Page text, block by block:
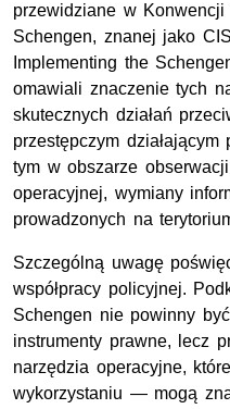
przewidziane w
Schengen, znanej jako
Implementing the
omawiali znaczenie tych
skutecznych działań
przestępczym
tym w obszarze
operacyjnej, wymiany
prowadzonych na
Szczególną uwagę
współpracy policyjnej.
Schengen nie powinny
instrumenty prawne, lecz
narzędzia operacyjne,
wykorzystaniu — mogą